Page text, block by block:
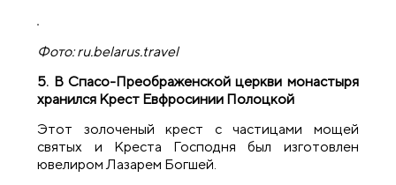
Фото: ru.belarus.travel
5. В Спасо-Преображенской церкви монастыря
хранился Крест Евфросинии Полоцкой
Этот золоченый крест с частицами мощей
святых и Креста Господня был изготовлен
ювелиром Лазарем Богшей.